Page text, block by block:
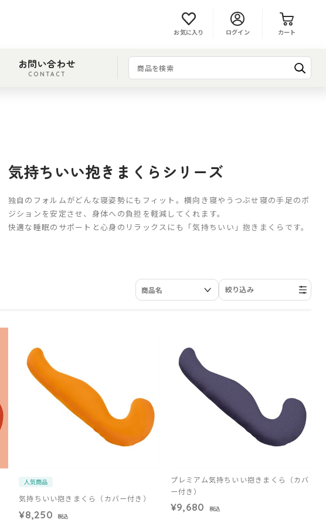
ログイン
お気に入り カート
お問い合わせ
CONTACT
気持ちいい抱きまくらシリーズ
独自のフォルムがどんな寝姿勢にもフィット。横向き寝やうつぶせ寝の手足のポ
ジションを安定させ、身体への負担を軽減してくれます。
快適な睡眠のサポートと心身のリラックスにも「気持ちいい」抱きまくらです。
絞り込み
人気商品
気持ちいい抱きまくら（カバー付き）
¥8,250 税込
プレミアム気持ちいい抱きまくら（カバ
ー付き）
¥9,680 税込